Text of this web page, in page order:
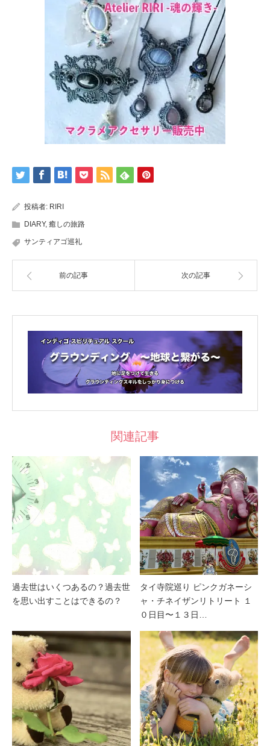
投稿者: RIRI
DIARY, 癒しの旅路
サンティアゴ巡礼
前の記事 次の記事
関連記事
過去世はいくつあるの？過去世
を思い出すことはできるの？
タイ寺院巡り ピンクガネーシ
ャ・チネイザンリトリート １
０日目〜１３日…